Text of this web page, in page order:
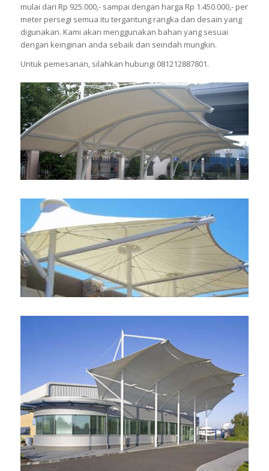
mulai dari Rp 925.000,- sampai dengan harga Rp 1.450.000,- per
meter persegi semua itu tergantung rangka dan desain yang
digunakan. Kami akan menggunakan bahan yang sesuai
dengan keinginan anda sebaik dan seindah mungkin.
Untuk pemesanan, silahkan hubungi 081212887801.